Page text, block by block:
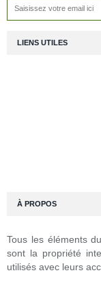
LIENS UTILES
À PROPOS
Tous les éléments
sont la propriété
utilisés avec leurs